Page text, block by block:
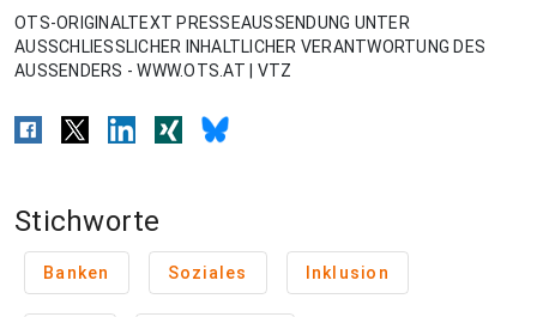
OTS-ORIGINALTEXT PRESSEAUSSENDUNG UNTER
AUSSCHLIESSLICHER INHALTLICHER VERANTWORTUNG DES
AUSSENDERS - WWW.OTS.AT | VTZ
Stichworte
Banken Soziales Inklusion